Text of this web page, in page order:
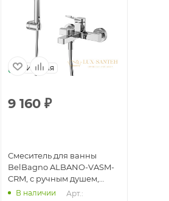
Италия
9 160 ₽
Смеситель для ванны
BelBagno ALBANO-VASM-
CRM, с ручным душем,
хром глянцевый
В наличии
Арт.: